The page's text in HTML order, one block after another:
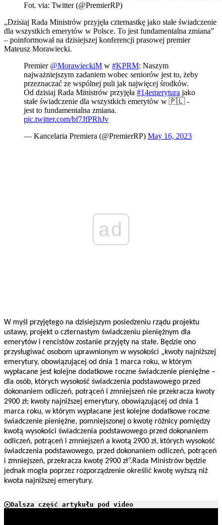
Fot. via: Twitter (@PremierRP)
„Dzisiaj Rada Ministrów przyjęła czternastkę jako stałe świadczenie
dla wszystkich emerytów w Polsce. To jest fundamentalna zmiana”
– poinformował na dzisiejszej konferencji prasowej premier
Mateusz Morawiecki.
Premier @MorawieckiM w #KPRM: Naszym
najważniejszym zadaniem wobec seniorów jest to, żeby
przeznaczać ze wspólnej puli jak najwięcej środków.
Od dzisiaj Rada Ministrów przyjęła #14emerytura jako
stałe świadczenie dla wszystkich emerytów w 🇵🇱 -
jest to fundamentalna zmiana.
pic.twitter.com/bf7JfPRhJv
— Kancelaria Premiera (@PremierRP) May 16, 2023
ad
W myśl przyjętego na dzisiejszym posiedzeniu rządu projektu
ustawy, projekt o czternastym świadczeniu pieniężnym dla
emerytów i rencistów zostanie przyjęty na stałe. Będzie ono
przysługiwać osobom uprawnionym w wysokości „kwoty najniższej
emerytury, obowiązującej od dnia 1 marca roku, w którym
wypłacane jest kolejne dodatkowe roczne świadczenie pieniężne –
dla osób, których wysokość świadczenia podstawowego przed
dokonaniem odliczeń, potrąceń i zmniejszeń nie przekracza kwoty
2900 zł; kwoty najniższej emerytury, obowiązującej od dnia 1
marca roku, w którym wypłacane jest kolejne dodatkowe roczne
świadczenie pieniężne, pomniejszonej o kwotę różnicy pomiędzy
kwotą wysokości świadczenia podstawowego przed dokonaniem
odliczeń, potrąceń i zmniejszeń a kwotą 2900 zł, których wysokość
świadczenia podstawowego, przed dokonaniem odliczeń, potrąceń
i zmniejszeń, przekracza kwotę 2900 zł”.Rada Ministrów będzie
jednak mogła poprzez rozporządzenie określić kwotę wyższą niż
kwota najniższej emerytury.
Dalsza część artykułu pod video